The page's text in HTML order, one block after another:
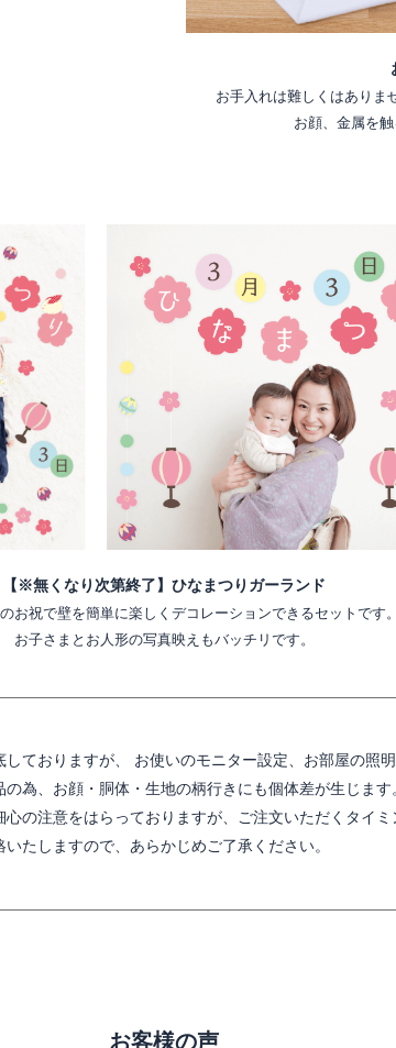
お手入れは難しくはありま
お顔、金属を
【※無くなり次第終了】ひなまつりガーランド
お祝で壁を簡単に楽しくデコレーションできるセットです。
お子さまとお人形の写真映えもバッチリです。
ておりますが、 お使いのモニター設定、お部屋の照
為、お顔・胴体・生地の柄行きにも個体差が生じます
の注意をはらっておりますが、ご注文いただくタイ
たしますので、あらかじめご了承ください。
お客様の声